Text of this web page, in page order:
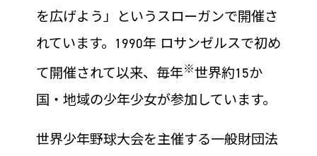
を広げよう」というスローガンで開催さ
れています。1990年 ロサンゼルスで初め
て開催されて以来、毎年※世界約15か
国・地域の少年少女が参加しています。
世界少年野球大会を主催する一般財団法